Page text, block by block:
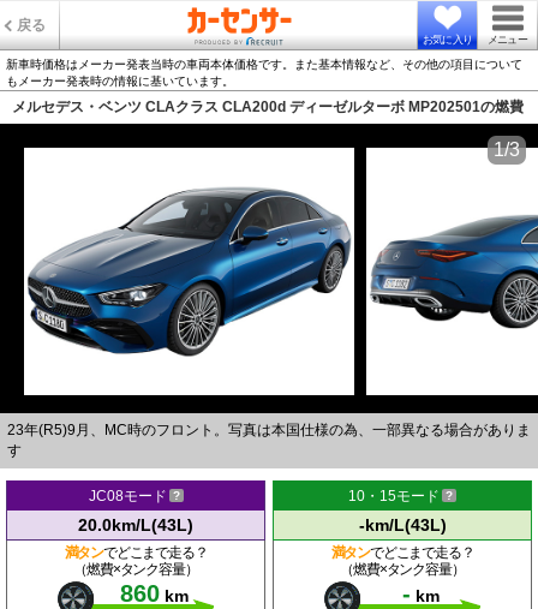
戻る
お気に入り メニュー
新車時価格はメーカー発表当時の車両本体価格です。また基本情報など、その他の項目について
もメーカー発表時の情報に基いています。
メルセデス・ベンツ CLAクラス CLA200d ディーゼルターボ MP202501の燃費
23年(R5)9月、MC時のフロント。写真は本国仕様の為、一部異なる場合がありま
す
1/3
JC08モード
20.0km/L(43L)
満タンでどこまで走る？
（燃費×タンク容量）
860 km
10・15モード
-km/L(43L)
満タンでどこまで走る？
（燃費×タンク容量）
- km